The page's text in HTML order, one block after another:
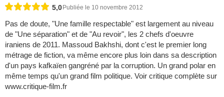
5,0 Publiée le 10 novembre 2012
Pas de doute, "Une famille respectable" est largement au niveau
de "Une séparation" et de "Au revoir", les 2 chefs d'oeuvre
iraniens de 2011. Massoud Bakhshi, dont c'est le premier long
métrage de fiction, va même encore plus loin dans sa description
d'un pays kafkaïen gangréné par la corruption. Un grand polar en
même temps qu'un grand film politique. Voir critique complète sur
www.critique-film.fr